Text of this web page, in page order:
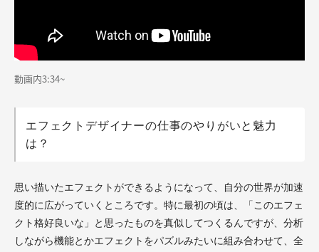
動画内3:34~
エフェクトデザイナーの仕事のやりがいと魅力
は？
思い描いたエフェクトができるようになって、自分の世界が加速
度的に広がっていくところです。特に最初の頃は、「このエフェ
クト格好良いな」と思ったものを真似してつくるんですが、分析
しながら機能とかエフェクトをパズルみたいに組み合わせて、全